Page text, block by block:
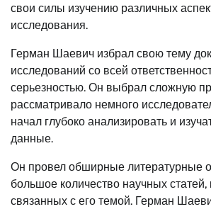
свои силы изучению различных
исследования.
Герман Шаевич избрал свою тему
исследований со всей
серьезностью. Он выбрал сложную
рассматривало немного
начал глубоко анализировать и
данные.
Он провел обширные литературные
большое количество научных статей,
связанных с его темой. Герман